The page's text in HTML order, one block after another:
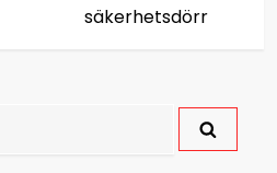
säkerhetsdörr